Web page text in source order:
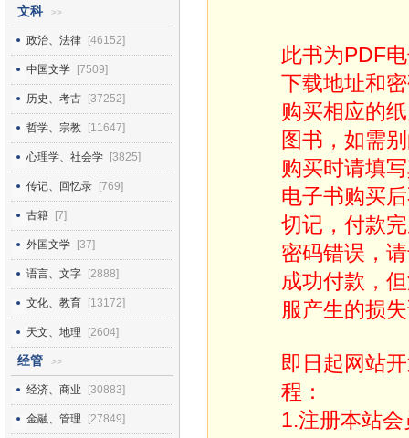
文科 >>
政治、法律 [46152]
中国文学 [7509]
历史、考古 [37252]
哲学、宗教 [11647]
心理学、社会学 [3825]
传记、回忆录 [769]
古籍 [7]
外国文学 [37]
语言、文字 [2888]
文化、教育 [13172]
天文、地理 [2604]
经管 >>
经济、商业 [30883]
金融、管理 [27849]
此书为PDF
下载地址和
购买相应的
图书，如需
购买时请填
电子书购买
切记，付款
密码错误，
成功付款，
服产生的损
即日起网站
程：
1.注册本站会